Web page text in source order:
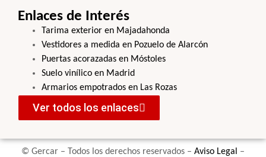
Enlaces de Interés
Tarima exterior en Majadahonda
Vestidores a medida en Pozuelo de Alarcón
Puertas acorazadas en Móstoles
Suelo vinílico en Madrid
Armarios empotrados en Las Rozas
Ver todos los enlaces
© Gercar – Todos los derechos reservados – Aviso Legal
–